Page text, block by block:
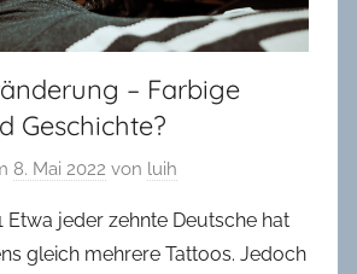
– Farbige
Geschichte?
8. Mai 2022 von luih
Etwa jeder zehnte Deutsche hat
gleich mehrere Tattoos. Jedoch